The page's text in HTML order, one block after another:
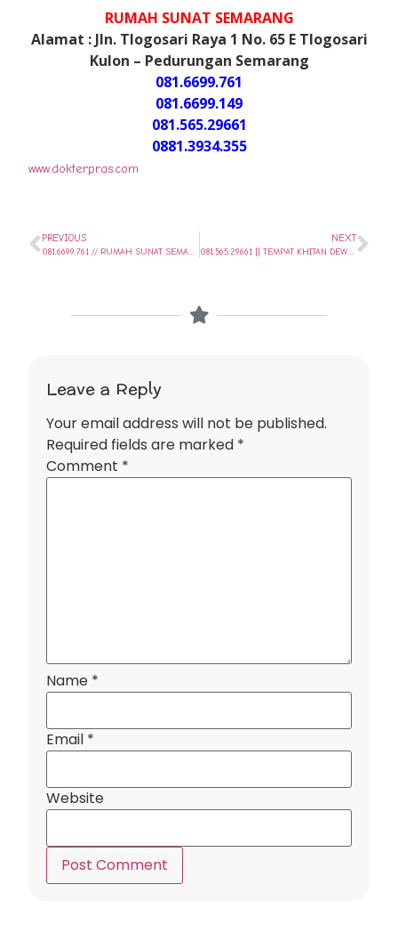
RUMAH SUNAT SEMARANG
Alamat : Jln. Tlogosari Raya 1 No. 65 E Tlogosari
Kulon – Pedurungan Semarang
081.6699.761
081.6699.149
081.565.29661
0881.3934.355
www.dokterpras.com
PREVIOUS
081.6699.761 // RUMAH SUNAT SEMARANGKHITAN MODERN NYAMAN UNTUK SEMUA USIA DI SEMARANG
NEXT
081.565.29661 || TEMPAT KHITAN DEWASA METODE STAPLER DI GUNUNG PATI – SEMARANG || SUNAT SEHARI SAJA..
Leave a Reply
Your email address will not be published.
Required fields are marked *
Comment *
Name *
Email *
Website